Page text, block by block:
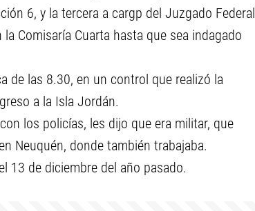
6, y la tercera a cargp del Juzgado Federal
Comisaría Cuarta hasta que sea indagado
de las 8.30, en un control que realizó la
a la Isla Jordán.
los policías, les dijo que era militar, que
Neuquén, donde también trabajaba.
13 de diciembre del año pasado.